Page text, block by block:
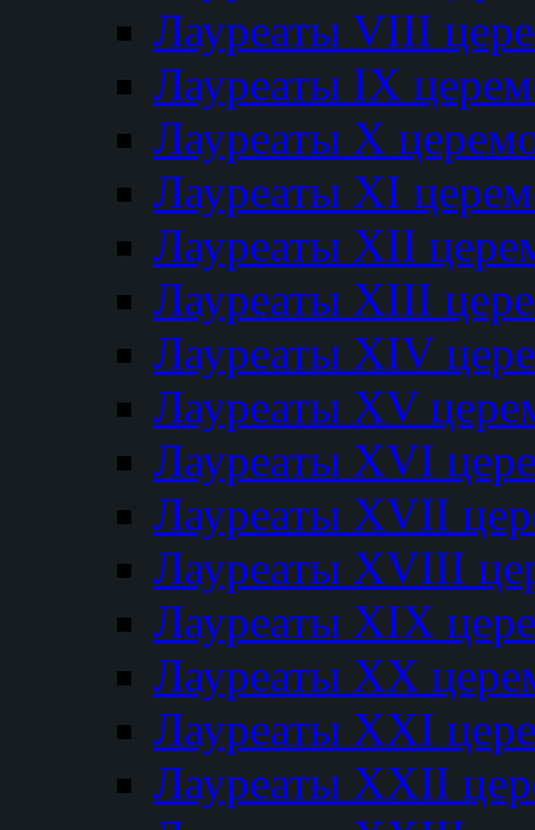
Лауреаты VIII
Лауреаты IX
Лауреаты Х
Лауреаты XI
Лауреаты XII
Лауреаты XIII
Лауреаты XIV
Лауреаты XV
Лауреаты XVI
Лауреаты XVII
Лауреаты XVIII
Лауреаты XIX
Лауреаты XX
Лауреаты XXI
Лауреаты XXII